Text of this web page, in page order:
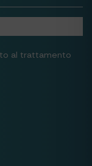
al trattamento